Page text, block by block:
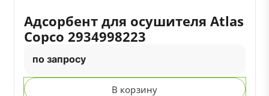
Адсорбент для осушителя Atlas
Copco 2934998223
по запросу
В корзину